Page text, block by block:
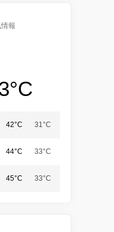
報
42°C 31°C
44°C 33°C
45°C 33°C